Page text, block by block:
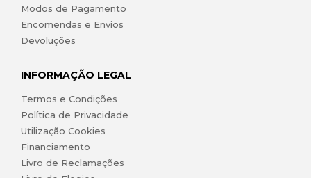
Modos de Pagamento
Encomendas e Envios
Devoluções
INFORMAÇÃO LEGAL
Termos e Condições
Política de Privacidade
Utilização Cookies
Financiamento
Livro de Reclamações